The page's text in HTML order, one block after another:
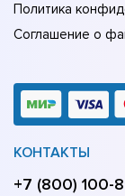
Политика
Соглашение о
КОНТАКТЫ
+7 (800) 100-